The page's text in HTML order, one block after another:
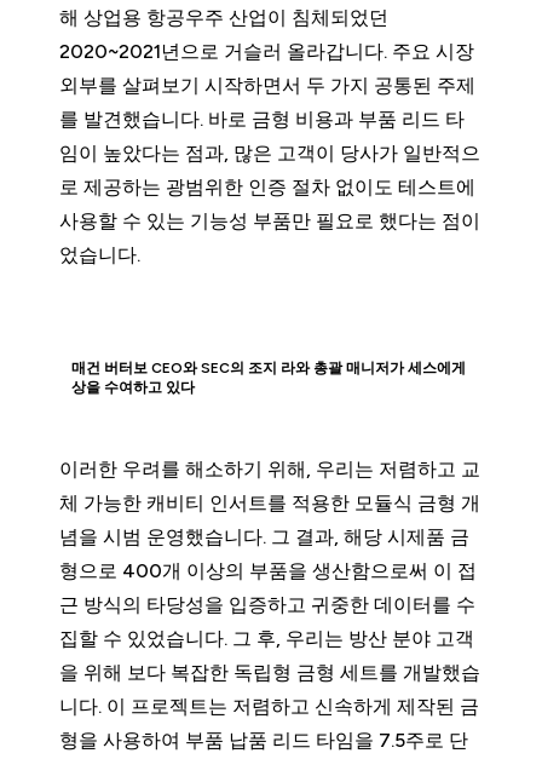
해 상업용 항공우주 산업이 침체되었던
2020~2021년으로 거슬러 올라갑니다. 주요 시장
외부를 살펴보기 시작하면서 두 가지 공통된 주제
를 발견했습니다. 바로 금형 비용과 부품 리드 타
임이 높았다는 점과, 많은 고객이 당사가 일반적으
로 제공하는 광범위한 인증 절차 없이도 테스트에
사용할 수 있는 기능성 부품만 필요로 했다는 점이
었습니다.
매건 버터보 CEO와 SEC의 조지 라와 총괄 매니저가 세스에게
상을 수여하고 있다
이러한 우려를 해소하기 위해, 우리는 저렴하고 교
체 가능한 캐비티 인서트를 적용한 모듈식 금형 개
념을 시범 운영했습니다. 그 결과, 해당 시제품 금
형으로 400개 이상의 부품을 생산함으로써 이 접
근 방식의 타당성을 입증하고 귀중한 데이터를 수
집할 수 있었습니다. 그 후, 우리는 방산 분야 고객
을 위해 보다 복잡한 독립형 금형 세트를 개발했습
니다. 이 프로젝트는 저렴하고 신속하게 제작된 금
형을 사용하여 부품 납품 리드 타임을 7.5주로 단